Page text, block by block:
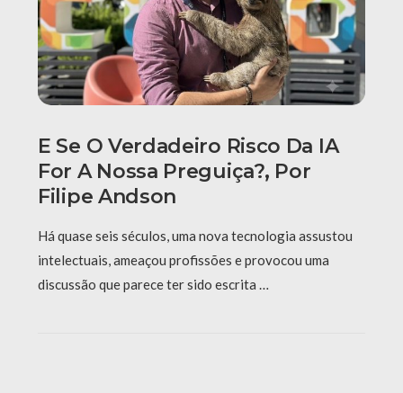
E Se O Verdadeiro Risco Da IA
For A Nossa Preguiça?, Por
Filipe Andson
Há quase seis séculos, uma nova tecnologia assustou
intelectuais, ameaçou profissões e provocou uma
discussão que parece ter sido escrita …